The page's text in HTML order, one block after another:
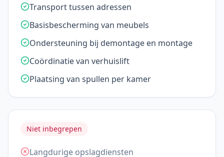
Transport tussen adressen
Basisbescherming van meubels
Ondersteuning bij demontage en montage
Coördinatie van verhuislift
Plaatsing van spullen per kamer
Niet inbegrepen
Langdurige opslagdiensten